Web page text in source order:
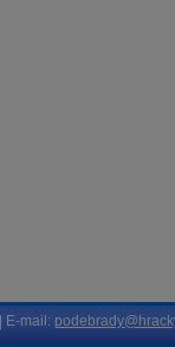
| E-mail: